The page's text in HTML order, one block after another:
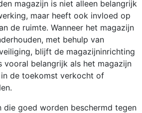
magazijn is niet alleen belangrijk
maar heeft ook invloed op
de ruimte. Wanneer het magazijn
met behulp van
blijft de magazijninrichting
vooral belangrijk als het magazijn
de toekomst verkocht of
die goed worden beschermd tegen